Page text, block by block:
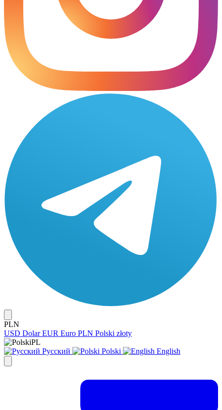
PLN
USD Dolar EUR Euro PLN Polski złoty
PL
Русский
Polski English